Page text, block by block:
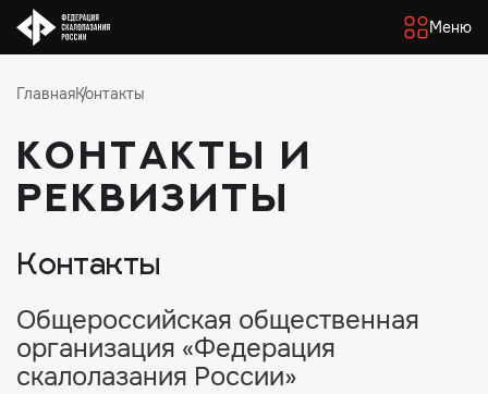
Меню
ГлавнаяКонтакты
Контакты и
реквизиты
Контакты
Общероссийская общественная
организация «Федерация
скалолазания России»